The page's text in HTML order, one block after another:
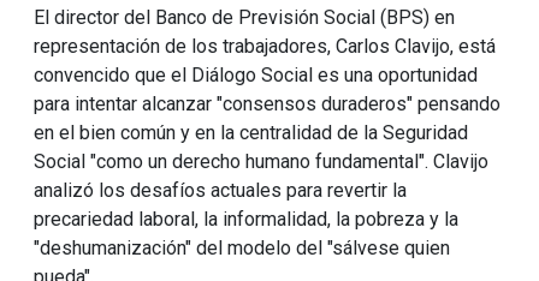
El director del Banco de Previsión Social (BPS) en
representación de los trabajadores, Carlos Clavijo, está
convencido que el Diálogo Social es una oportunidad
para intentar alcanzar "consensos duraderos" pensando
en el bien común y en la centralidad de la Seguridad
Social "como un derecho humano fundamental". Clavijo
analizó los desafíos actuales para revertir la
precariedad laboral, la informalidad, la pobreza y la
"deshumanización" del modelo del "sálvese quien